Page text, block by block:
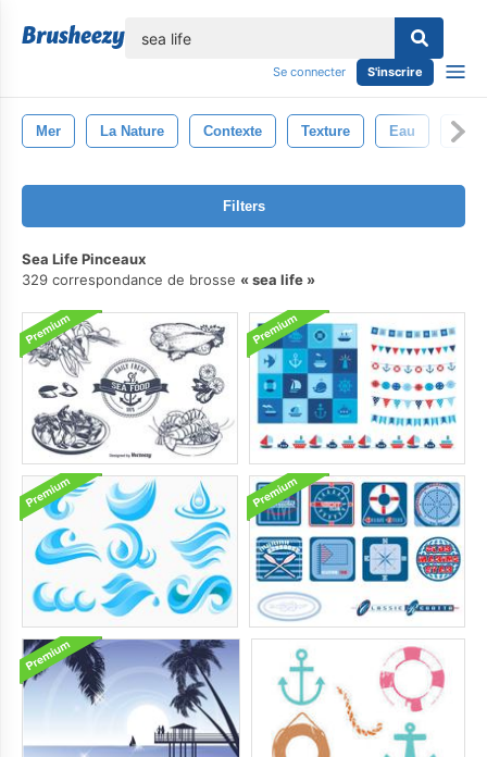
Se connecter S'inscrire
Mer La Nature Contexte Texture Eau
Filters
Sea Life Pinceaux
329 correspondance de brosse
sea life